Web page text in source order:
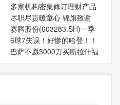
多家机构密集修订理财产品
尽职尽责暖童心 锦旗致谢
赛腾股份(603283.SH)一季
6球7失误！好惨的哈登！！
巴萨不愿3000万买断拉什福